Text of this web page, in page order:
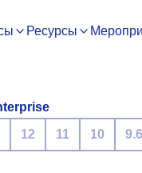
Ресурсы
12 11 10 9.6